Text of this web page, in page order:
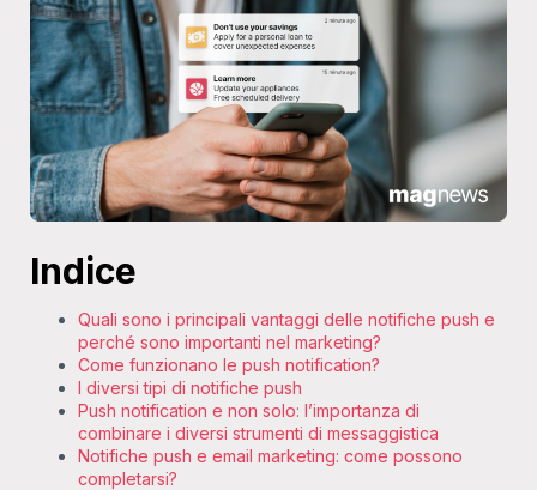
Indice
Quali sono i principali vantaggi delle notifiche push e
perché sono importanti nel marketing?
Come funzionano le push notification?
I diversi tipi di notifiche push
Push notification e non solo: l’importanza di
combinare i diversi strumenti di messaggistica
Notifiche push e email marketing: come possono
completarsi?